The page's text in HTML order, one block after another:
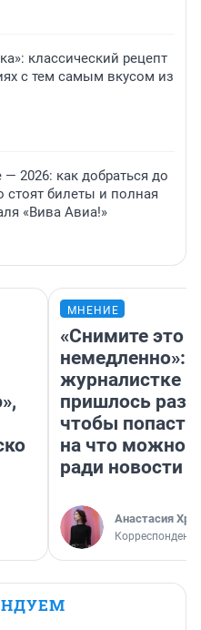
классический рецепт
с тем самым вкусом из
2026: как добраться до
стоят билеты и полная
«Вива Авиа!»
МНЕНИЕ
«Снимите это
немедленно»:
журналистке
пришлось
чтобы попасть
на что можно
ради новости
Анастасия
Корреспондент